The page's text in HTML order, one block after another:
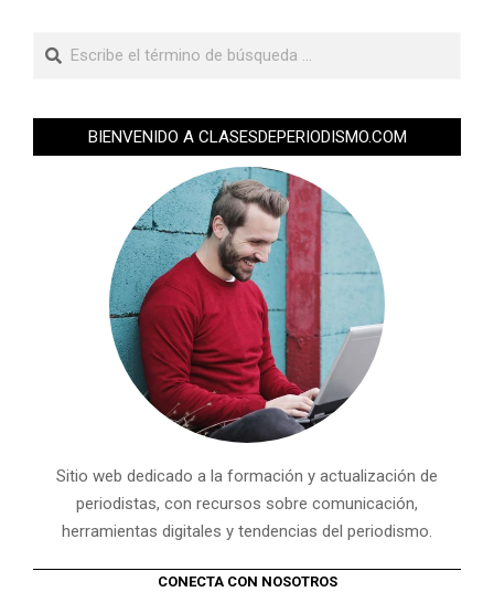
BIENVENIDO A CLASESDEPERIODISMO.COM
Sitio web dedicado a la formación y actualización de
periodistas, con recursos sobre comunicación,
herramientas digitales y tendencias del periodismo.
CONECTA CON NOSOTROS